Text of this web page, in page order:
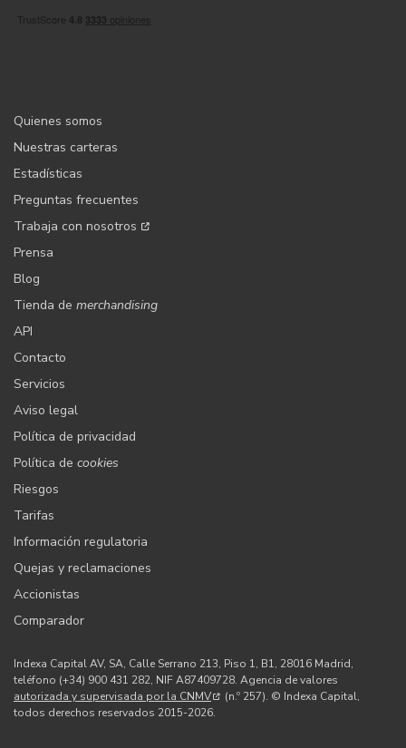
Quienes somos
Nuestras carteras
Estadísticas
Preguntas frecuentes
Trabaja con nosotros
Prensa
Blog
Tienda de merchandising
API
Contacto
Servicios
Aviso legal
Política de privacidad
Política de cookies
Riesgos
Tarifas
Información regulatoria
Quejas y reclamaciones
Accionistas
Comparador
Indexa Capital AV, SA, Calle Serrano 213, Piso 1, B1, 28016 Madrid,
teléfono (+34) 900 431 282, NIF A87409728. Agencia de valores
autorizada y supervisada por la CNMV
(n.º 257). © Indexa Capital,
todos derechos reservados 2015-2026.